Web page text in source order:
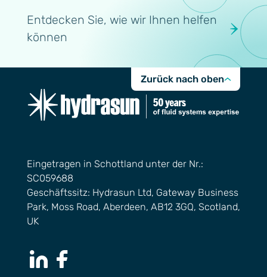
Entdecken Sie, wie wir Ihnen helfen
können
Zurück nach oben
Eingetragen in Schottland unter der Nr.:
SC059688
Geschäftssitz: Hydrasun Ltd, Gateway Business
Park, Moss Road, Aberdeen, AB12 3GQ, Scotland,
UK